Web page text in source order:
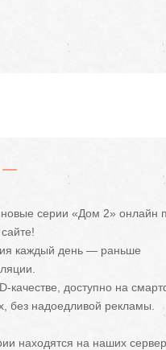
серии «Дом 2» онлайн
каждый день — раньше
качестве, доступно на
без надоедливой рекламы.
находятся на наших